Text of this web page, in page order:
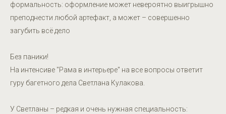
формальность: оформление может невероятно выигрышно
преподнести любой артефакт, а может – совершенно
загубить всё дело
Без паники!
На интенсиве "Рама в интерьере" на все вопросы ответит
гуру багетного дела Светлана Кулакова.
У Светланы – редкая и очень нужная специальность: